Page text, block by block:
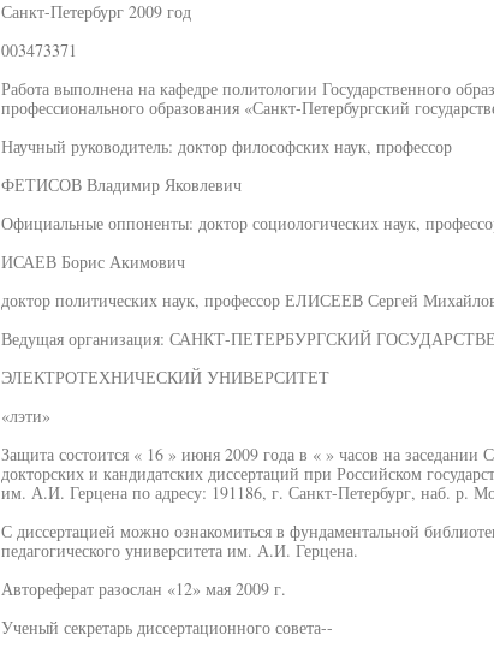
Санкт-Петербург 2009 год
003473371
Работа выполнена на кафедре политологии Государственного
профессионального образования «Санкт-Петербургский
Научный руководитель: доктор философских наук, профессор
ФЕТИСОВ Владимир Яковлевич
Официальные оппоненты: доктор социологических наук,
ИСАЕВ Борис Акимович
доктор политических наук, профессор ЕЛИСЕЕВ Сергей
Ведущая организация: САНКТ-ПЕТЕРБУРГСКИЙ
ЭЛЕКТРОТЕХНИЧЕСКИЙ УНИВЕРСИТЕТ
«лэти»
Защита состоится « 16 » июня 2009 года в « » часов на заседании
докторских и кандидатских диссертаций при Российском
им. А.И. Герцена по адресу: 191186, г. Санкт-Петербург, наб. р.
С диссертацией можно ознакомиться в фундаментальной
педагогического университета им. А.И. Герцена.
Автореферат разослан «12» мая 2009 г.
Ученый секретарь диссертационного совета--